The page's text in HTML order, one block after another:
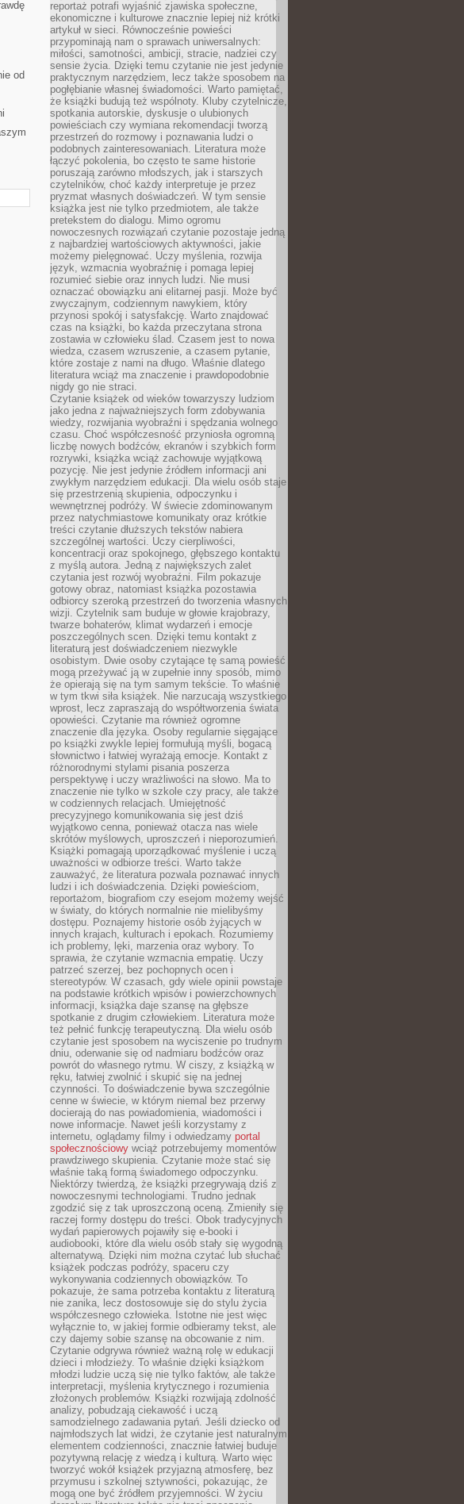
od
reportaż potrafi wyjaśnić zjawiska społeczne,
ekonomiczne i kulturowe znacznie lepiej niż krótki
artykuł w sieci. Równocześnie powieści
przypominają nam o sprawach uniwersalnych:
miłości, samotności, ambicji, stracie, nadziei czy
sensie życia. Dzięki temu czytanie nie jest jedynie
praktycznym narzędziem, lecz także sposobem na
pogłębianie własnej świadomości. Warto pamiętać,
że książki budują też wspólnoty. Kluby czytelnicze,
spotkania autorskie, dyskusje o ulubionych
powieściach czy wymiana rekomendacji tworzą
przestrzeń do rozmowy i poznawania ludzi o
podobnych zainteresowaniach. Literatura może
łączyć pokolenia, bo często te same historie
poruszają zarówno młodszych, jak i starszych
czytelników, choć każdy interpretuje je przez
pryzmat własnych doświadczeń. W tym sensie
książka jest nie tylko przedmiotem, ale także
pretekstem do dialogu. Mimo ogromu
nowoczesnych rozwiązań czytanie pozostaje jedną
z najbardziej wartościowych aktywności, jakie
możemy pielęgnować. Uczy myślenia, rozwija
język, wzmacnia wyobraźnię i pomaga lepiej
rozumieć siebie oraz innych ludzi. Nie musi
oznaczać obowiązku ani elitarnej pasji. Może być
zwyczajnym, codziennym nawykiem, który
przynosi spokój i satysfakcję. Warto znajdować
czas na książki, bo każda przeczytana strona
zostawia w człowieku ślad. Czasem jest to nowa
wiedza, czasem wzruszenie, a czasem pytanie,
które zostaje z nami na długo. Właśnie dlatego
literatura wciąż ma znaczenie i prawdopodobnie
nigdy go nie straci.
Czytanie książek od wieków towarzyszy ludziom
jako jedna z najważniejszych form zdobywania
wiedzy, rozwijania wyobraźni i spędzania wolnego
czasu. Choć współczesność przyniosła ogromną
liczbę nowych bodźców, ekranów i szybkich form
rozrywki, książka wciąż zachowuje wyjątkową
pozycję. Nie jest jedynie źródłem informacji ani
zwykłym narzędziem edukacji. Dla wielu osób staje
się przestrzenią skupienia, odpoczynku i
wewnętrznej podróży. W świecie zdominowanym
przez natychmiastowe komunikaty oraz krótkie
treści czytanie dłuższych tekstów nabiera
szczególnej wartości. Uczy cierpliwości,
koncentracji oraz spokojnego, głębszego kontaktu
z myślą autora. Jedną z największych zalet
czytania jest rozwój wyobraźni. Film pokazuje
gotowy obraz, natomiast książka pozostawia
odbiorcy szeroką przestrzeń do tworzenia własnych
wizji. Czytelnik sam buduje w głowie krajobrazy,
twarze bohaterów, klimat wydarzeń i emocje
poszczególnych scen. Dzięki temu kontakt z
literaturą jest doświadczeniem niezwykle
osobistym. Dwie osoby czytające tę samą powieść
mogą przeżywać ją w zupełnie inny sposób, mimo
że opierają się na tym samym tekście. To właśnie
w tym tkwi siła książek. Nie narzucają wszystkiego
wprost, lecz zapraszają do współtworzenia świata
opowieści. Czytanie ma również ogromne
znaczenie dla języka. Osoby regularnie sięgające
po książki zwykle lepiej formułują myśli, bogacą
słownictwo i łatwiej wyrażają emocje. Kontakt z
różnorodnymi stylami pisania poszerza
perspektywę i uczy wrażliwości na słowo. Ma to
znaczenie nie tylko w szkole czy pracy, ale także
w codziennych relacjach. Umiejętność
precyzyjnego komunikowania się jest dziś
wyjątkowo cenna, ponieważ otacza nas wiele
skrótów myślowych, uproszczeń i nieporozumień.
Książki pomagają uporządkować myślenie i uczą
uważności w odbiorze treści. Warto także
zauważyć, że literatura pozwala poznawać innych
ludzi i ich doświadczenia. Dzięki powieściom,
reportażom, biografiom czy esejom możemy wejść
w światy, do których normalnie nie mielibyśmy
dostępu. Poznajemy historie osób żyjących w
innych krajach, kulturach i epokach. Rozumiemy
ich problemy, lęki, marzenia oraz wybory. To
sprawia, że czytanie wzmacnia empatię. Uczy
patrzeć szerzej, bez pochopnych ocen i
stereotypów. W czasach, gdy wiele opinii powstaje
na podstawie krótkich wpisów i powierzchownych
informacji, książka daje szansę na głębsze
spotkanie z drugim człowiekiem. Literatura może
też pełnić funkcję terapeutyczną. Dla wielu osób
czytanie jest sposobem na wyciszenie po trudnym
dniu, oderwanie się od nadmiaru bodźców oraz
powrót do własnego rytmu. W ciszy, z książką w
ręku, łatwiej zwolnić i skupić się na jednej
czynności. To doświadczenie bywa szczególnie
cenne w świecie, w którym niemal bez przerwy
docierają do nas powiadomienia, wiadomości i
nowe informacje. Nawet jeśli korzystamy z
internetu, oglądamy filmy i odwiedzamy portal
społecznościowy wciąż potrzebujemy momentów
prawdziwego skupienia. Czytanie może stać się
właśnie taką formą świadomego odpoczynku.
Niektórzy twierdzą, że książki przegrywają dziś z
nowoczesnymi technologiami. Trudno jednak
zgodzić się z tak uproszczoną oceną. Zmieniły się
raczej formy dostępu do treści. Obok tradycyjnych
wydań papierowych pojawiły się e-booki i
audiobooki, które dla wielu osób stały się wygodną
alternatywą. Dzięki nim można czytać lub słuchać
książek podczas podróży, spaceru czy
wykonywania codziennych obowiązków. To
pokazuje, że sama potrzeba kontaktu z literaturą
nie zanika, lecz dostosowuje się do stylu życia
współczesnego człowieka. Istotne nie jest więc
wyłącznie to, w jakiej formie odbieramy tekst, ale
czy dajemy sobie szansę na obcowanie z nim.
Czytanie odgrywa również ważną rolę w edukacji
dzieci i młodzieży. To właśnie dzięki książkom
młodzi ludzie uczą się nie tylko faktów, ale także
interpretacji, myślenia krytycznego i rozumienia
złożonych problemów. Książki rozwijają zdolność
analizy, pobudzają ciekawość i uczą
samodzielnego zadawania pytań. Jeśli dziecko od
najmłodszych lat widzi, że czytanie jest naturalnym
elementem codzienności, znacznie łatwiej buduje
pozytywną relację z wiedzą i kulturą. Warto więc
tworzyć wokół książek przyjazną atmosferę, bez
przymusu i szkolnej sztywności, pokazując, że
mogą one być źródłem przyjemności. W życiu